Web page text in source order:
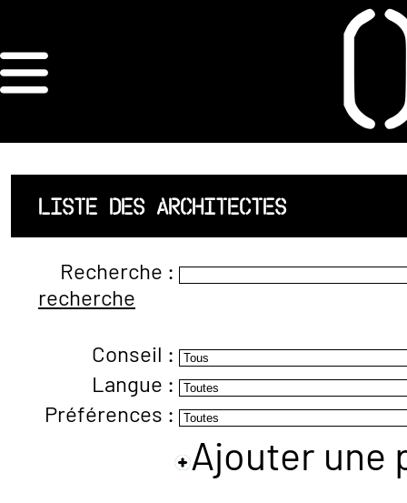
ORDRE DES
ARCHITECTES
ACCUEIL
LISTE DES
ARCHITECTES
JURISPRUDENCE
ANNEXE 4 CODT
LISTE DES ARCHITECTES
Recherche :
recherche
Conseil :
Langue :
Préférences :
Ajouter une